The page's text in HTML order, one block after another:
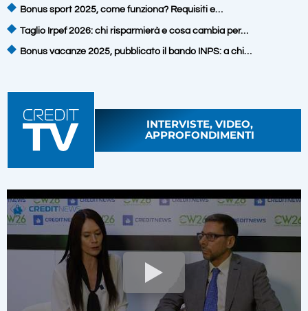
Bonus sport 2025, come funziona? Requisiti e…
Taglio Irpef 2026: chi risparmierà e cosa cambia per…
Bonus vacanze 2025, pubblicato il bando INPS: a chi…
INTERVISTE, VIDEO,
APPROFONDIMENTI